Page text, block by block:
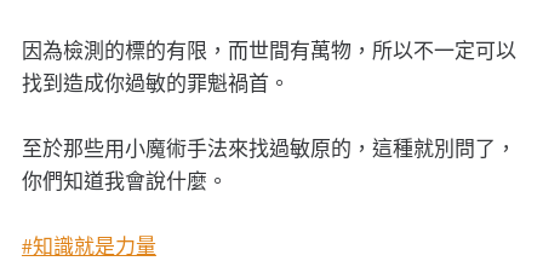
因為檢測的標的有限，而世間有萬物，所以不一定可以
找到造成你過敏的罪魁禍首。
至於那些用小魔術手法來找過敏原的，這種就別問了，
你們知道我會說什麼。
#知識就是力量